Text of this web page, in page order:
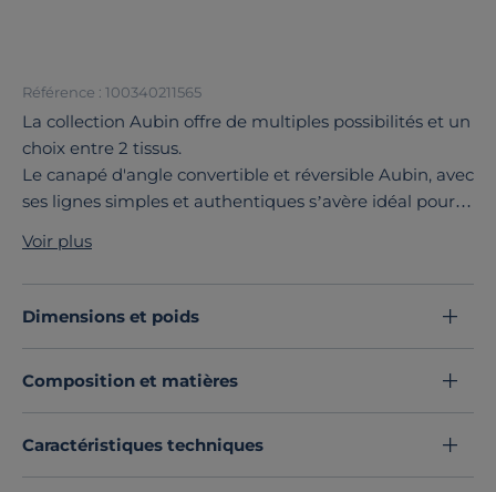
Référence : 100340211565
La collection Aubin offre de multiples possibilités et un
choix entre 2 tissus.
Le canapé d'angle convertible et réversible Aubin, avec
ses lignes simples et authentiques s’avère idéal pour
Vous apprécierez son excellent confort d’assise.
La collection Aubin est déclinée en canapé grand 2
places, 3 places et grand 3 places, fixe ou convertible,
ou tissu recyclé.
Découvrez toute notre sélection :Canapés convertibles
Voir plus
Dimensions et poids
Composition et matières
Caractéristiques techniques